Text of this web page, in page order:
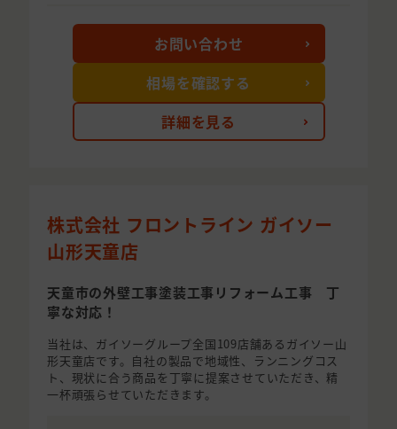
詳細を見る
お問い合わせ
相場を確認する
株式会社 フロントライン ガイソー
山形天童店
天童市の外壁工事塗装工事リフォーム工事 丁
寧な対応！
当社は、ガイソーグループ全国109店舗あるガイソー山
形天童店です。自社の製品で地域性、ランニングコス
ト、現状に合う商品を丁寧に提案させていただき、精
一杯頑張らせていただきます。